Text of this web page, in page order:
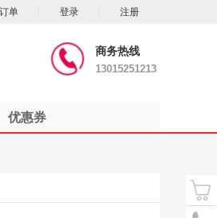
单 登录 注册
商务热线
13015251213
优惠券